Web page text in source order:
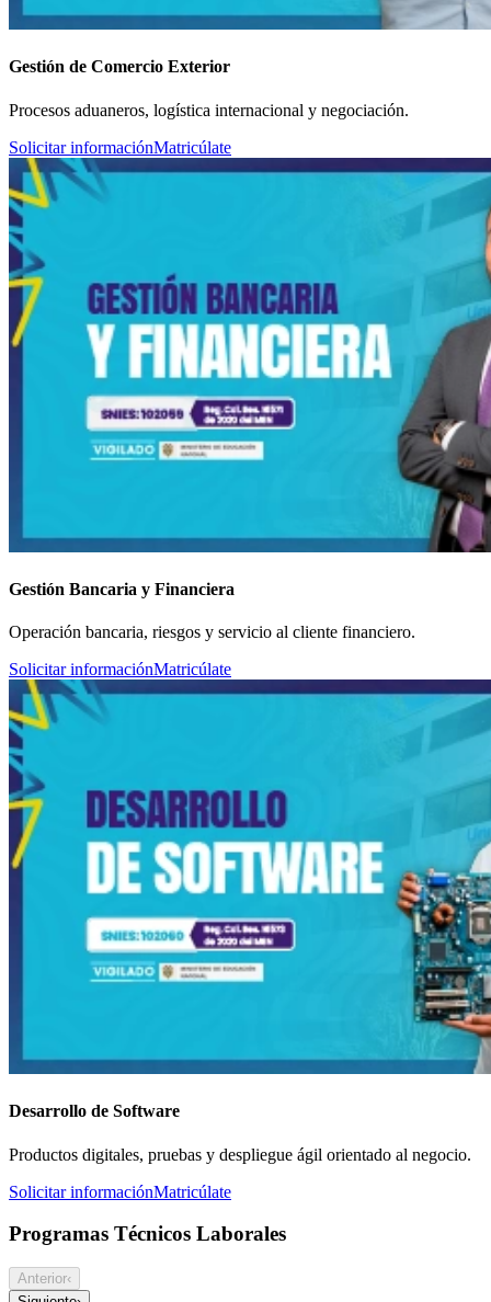
Gestión de Comercio Exterior
Procesos aduaneros, logística internacional y negociación.
Solicitar informaciónMatricúlate
Gestión Bancaria y Financiera
Operación bancaria, riesgos y servicio al cliente financiero.
Solicitar informaciónMatricúlate
Desarrollo de Software
Productos digitales, pruebas y despliegue ágil orientado al negocio.
Solicitar informaciónMatricúlate
Programas Técnicos Laborales
Anterior‹